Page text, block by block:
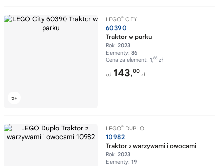
LEGO® CITY
60390
Traktor w parku
Rok: 2023
Elementy: 86
Cena za element: 1,66 zł
od 143,00
zł
LEGO® DUPLO
10982
Traktor z warzywami i owocami
Rok: 2023
Elementy: 19